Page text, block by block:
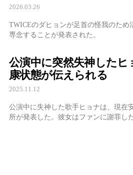
2026.03.26
TWICEのダヒョンが足首の怪我のため
専念することが発表された。
公演中に突然失神した
康状態が伝えられる
2025.11.12
公演中に失神した歌手ヒョナは、現在
所が発表した。彼女はファンに謝罪した